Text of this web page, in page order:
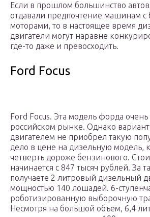
Если в прошлом большинство
отдавали предпочтение машинам
моторами, то в настоящее время
двигатели могут наравне
где-то даже и превосходить.
Ford Focus
Ford Focus. Эта модель форда
российском рынке. Однако
двигателем не приобрел такую
дело в цене на дизельную модель,
четверть дороже бензинового.
начинается с 847 тысяч рублей. За
получаете 2 литровый дизельный
мощностью 140 лошадей. 6-
роботизированную выборочную
Несмотря на большой объем, 6,4